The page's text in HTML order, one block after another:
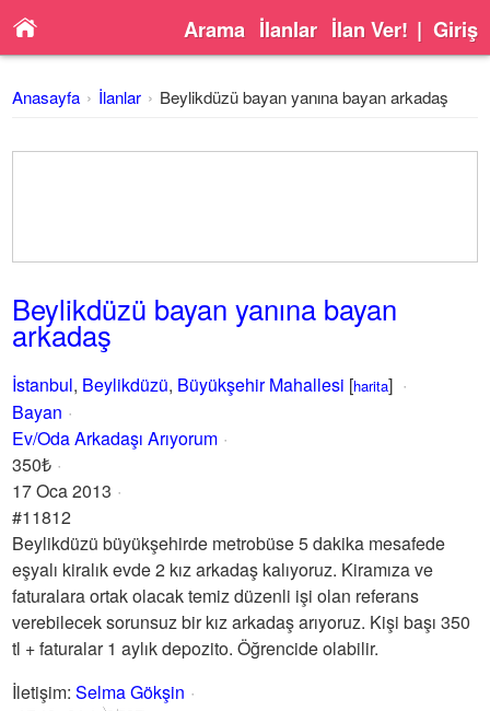
Arama İlanlar İlan Ver! | Giriş
Anasayfa İlanlar Beylikdüzü bayan yanına bayan arkadaş
Beylikdüzü bayan yanına bayan
arkadaş
İstanbul, Beylikdüzü, Büyükşehir Mahallesi [harita]
Bayan
Ev/Oda Arkadaşı Arıyorum
350₺
17 Oca 2013
#11812
Beylikdüzü büyükşehirde metrobüse 5 dakika mesafede
eşyalı kiralık evde 2 kız arkadaş kalıyoruz. Kiramıza ve
faturalara ortak olacak temiz düzenli işi olan referans
verebilecek sorunsuz bir kız arkadaş arıyoruz. Kişi başı 350
tl + faturalar 1 aylık depozito. Öğrencide olabilir.
İletişim:Selma Gökşin